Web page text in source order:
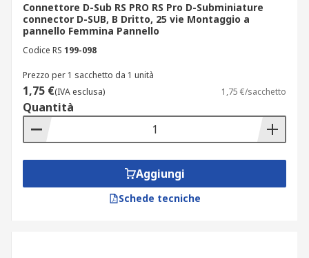
Connettore D-Sub RS PRO RS Pro D-Subminiature
connector D-SUB, B Dritto, 25 vie Montaggio a
pannello Femmina Pannello
Codice RS 199-098
Prezzo per 1 sacchetto da 1 unità
1,75 €(IVA esclusa) 1,75 €/sacchetto
Quantità
Aggiungi
Schede tecniche